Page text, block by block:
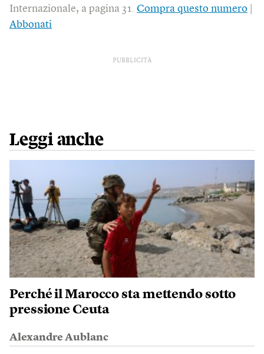
Internazionale, a pagina 31. Compra questo numero
Abbonati
PUBBLICITÀ
Leggi anche
Perché il Marocco sta mettendo sotto
pressione Ceuta
Alexandre Aublanc